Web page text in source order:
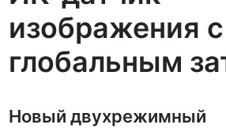
изображения с
глобальным
Новый двухрежимный